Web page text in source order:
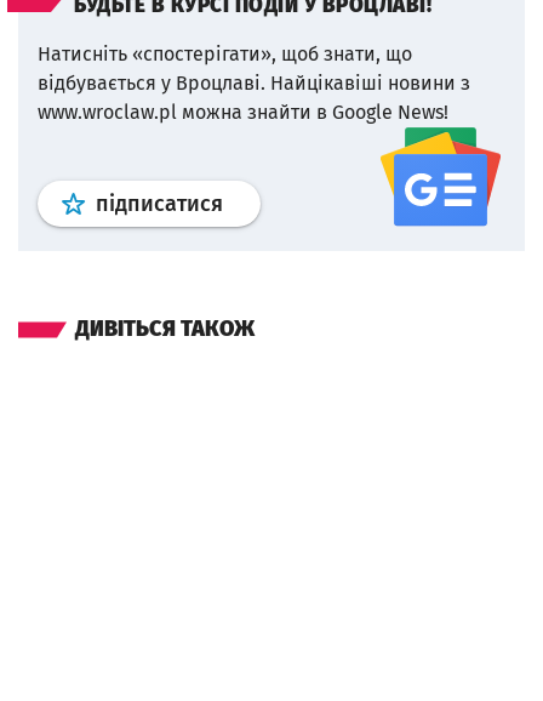
БУДЬТЕ В КУРСІ ПОДІЙ У ВРОЦЛАВІ!
Натисніть «спостерігати», щоб знати, що
відбувається у Вроцлаві. Найцікавіші новини з
www.wroclaw.pl можна знайти в Google News!
підписатися Профіль google news
ДИВІТЬСЯ ТАКОЖ